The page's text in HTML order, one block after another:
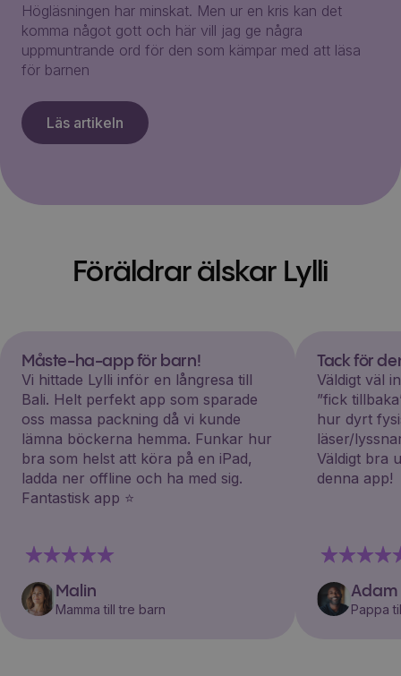
Högläsningen har minskat. Men ur en kris kan det
komma något gott och här vill jag ge några
uppmuntrande ord för den som kämpar med att läsa
för barnen
Läs artikeln
Föräldrar älskar Lylli
Måste-ha-app för barn!
Vi hittade Lylli inför en långresa till
Bali. Helt perfekt app som sparade
oss massa packning då vi kunde
lämna böckerna hemma. Funkar hur
bra som helst att köra på en iPad,
ladda ner offline och ha med sig.
Fantastisk app ⭐️
Malin
Mamma till tre barn
Tack för
Väldigt väl
”fick
hur dyrt
läser/
Väldigt bra
denna app!
Adam
Pappa